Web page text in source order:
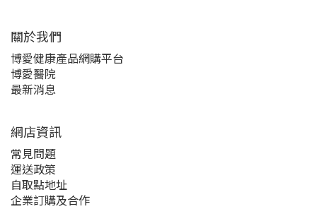
關於我們‎
博愛健康產品網購平台
博愛醫院
最新消息
網店資訊
常見問題
運送政策
自取點地址
企業訂購及合作